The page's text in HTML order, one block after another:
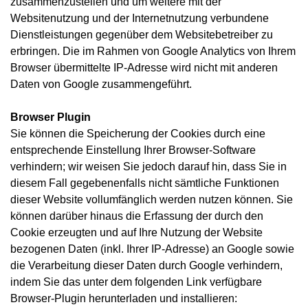
Websitenutzung und der Internetnutzung verbundene
Dienstleistungen gegenüber dem Websitebetreiber zu
erbringen. Die im Rahmen von Google Analytics von Ihrem
Browser übermittelte IP-Adresse wird nicht mit anderen
Daten von Google zusammengeführt.
Browser Plugin
Sie können die Speicherung der Cookies durch eine
entsprechende Einstellung Ihrer Browser-Software
verhindern; wir weisen Sie jedoch darauf hin, dass Sie in
diesem Fall gegebenenfalls nicht sämtliche Funktionen
dieser Website vollumfänglich werden nutzen können. Sie
können darüber hinaus die Erfassung der durch den
Cookie erzeugten und auf Ihre Nutzung der Website
bezogenen Daten (inkl. Ihrer IP-Adresse) an Google sowie
die Verarbeitung dieser Daten durch Google verhindern,
indem Sie das unter dem folgenden Link verfügbare
Browser-Plugin herunterladen und installieren: